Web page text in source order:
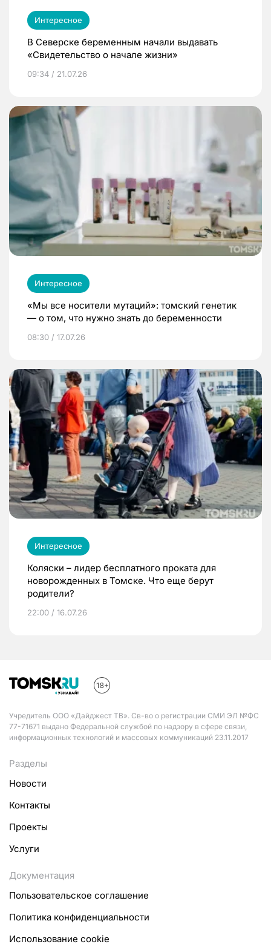
Интересное
В Северске беременным начали выдавать
«Свидетельство о начале жизни»
09:34 / 21.07.26
Интересное
«Мы все носители мутаций»: томский генетик
— о том, что нужно знать до беременности
08:30 / 17.07.26
Интересное
Коляски – лидер бесплатного проката для
новорожденных в Томске. Что еще берут
родители?
22:00 / 16.07.26
Учредитель ООО «Дайджест ТВ». Св-во о регистрации СМИ ЭЛ №ФС
77-71671 выдано Федеральной службой по надзору в сфере связи,
информационных технологий и массовых коммуникаций 23.11.2017
Разделы
Новости
Контакты
Проекты
Услуги
Документация
Пользовательское соглашение
Политика конфиденциальности
Использование cookie